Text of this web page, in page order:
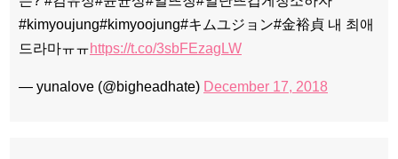
#kimyoujung#kimyoojung#キムユジョン#金裕貞 내 최애
드라마ㅠㅠhttps://t.co/3sbFEzagLW
— yunalove (@bigheadhate) December 17, 2018